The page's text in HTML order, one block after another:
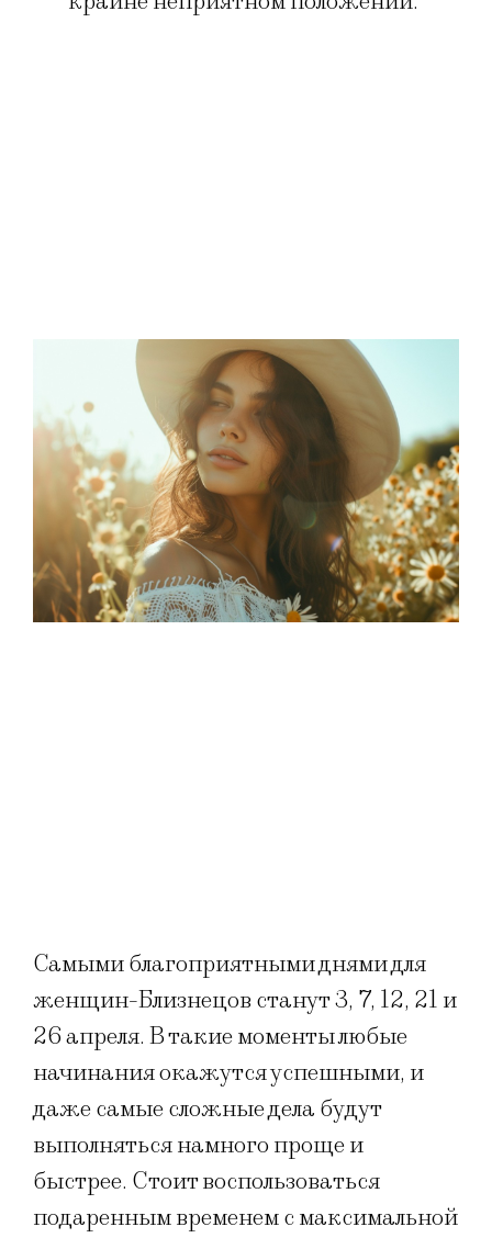
Самыми благоприятными днями для
женщин-Близнецов станут 3, 7, 12, 21 и
26 апреля. В такие моменты любые
начинания окажутся успешными, и
даже самые сложные дела будут
выполняться намного проще и
быстрее. Стоит воспользоваться
подаренным временем с максимальной